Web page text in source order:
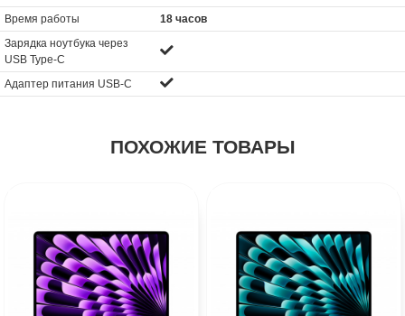
Время работы
18 часов
Зарядка ноутбука через
USB Type-C
Адаптер питания USB-C
ПОХОЖИЕ ТОВАРЫ